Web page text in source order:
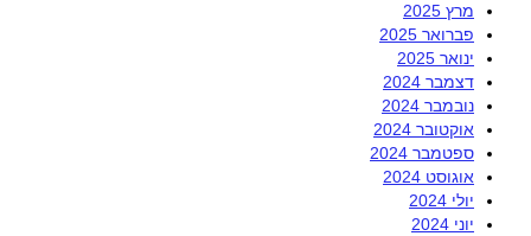
מרץ 2025
פברואר 2025
ינואר 2025
דצמבר 2024
נובמבר 2024
אוקטובר 2024
ספטמבר 2024
אוגוסט 2024
יולי 2024
יוני 2024